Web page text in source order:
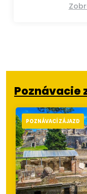
Poznávacie
POZNÁVACÍ ZÁJAZD